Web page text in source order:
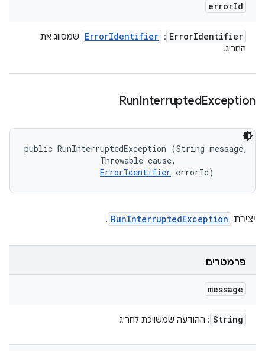
errorId
ErrorIdentifier
:
ErrorIdentifier
שמסווג את
החריג.
RunInterruptedException
public RunInterruptedException (String message,
                Throwable cause,
ErrorIdentifier errorId)
יצירת RunInterruptedException
.
פרמטרים
message
String : ההודעה שמשויכת לחריג